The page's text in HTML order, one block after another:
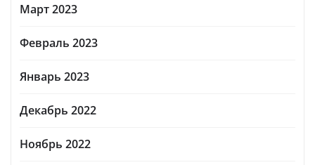
Март 2023
Февраль 2023
Январь 2023
Декабрь 2022
Ноябрь 2022